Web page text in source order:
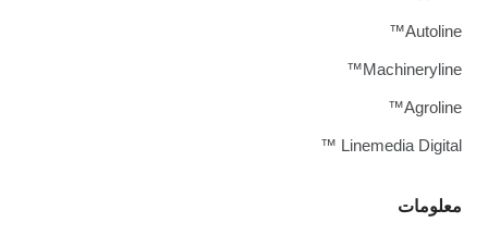
معلومات
Autoline™
Machineryline™
Agroline™
Linemedia Digital ™